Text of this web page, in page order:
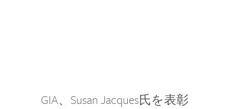
GIA、Susan Jacques氏を表彰